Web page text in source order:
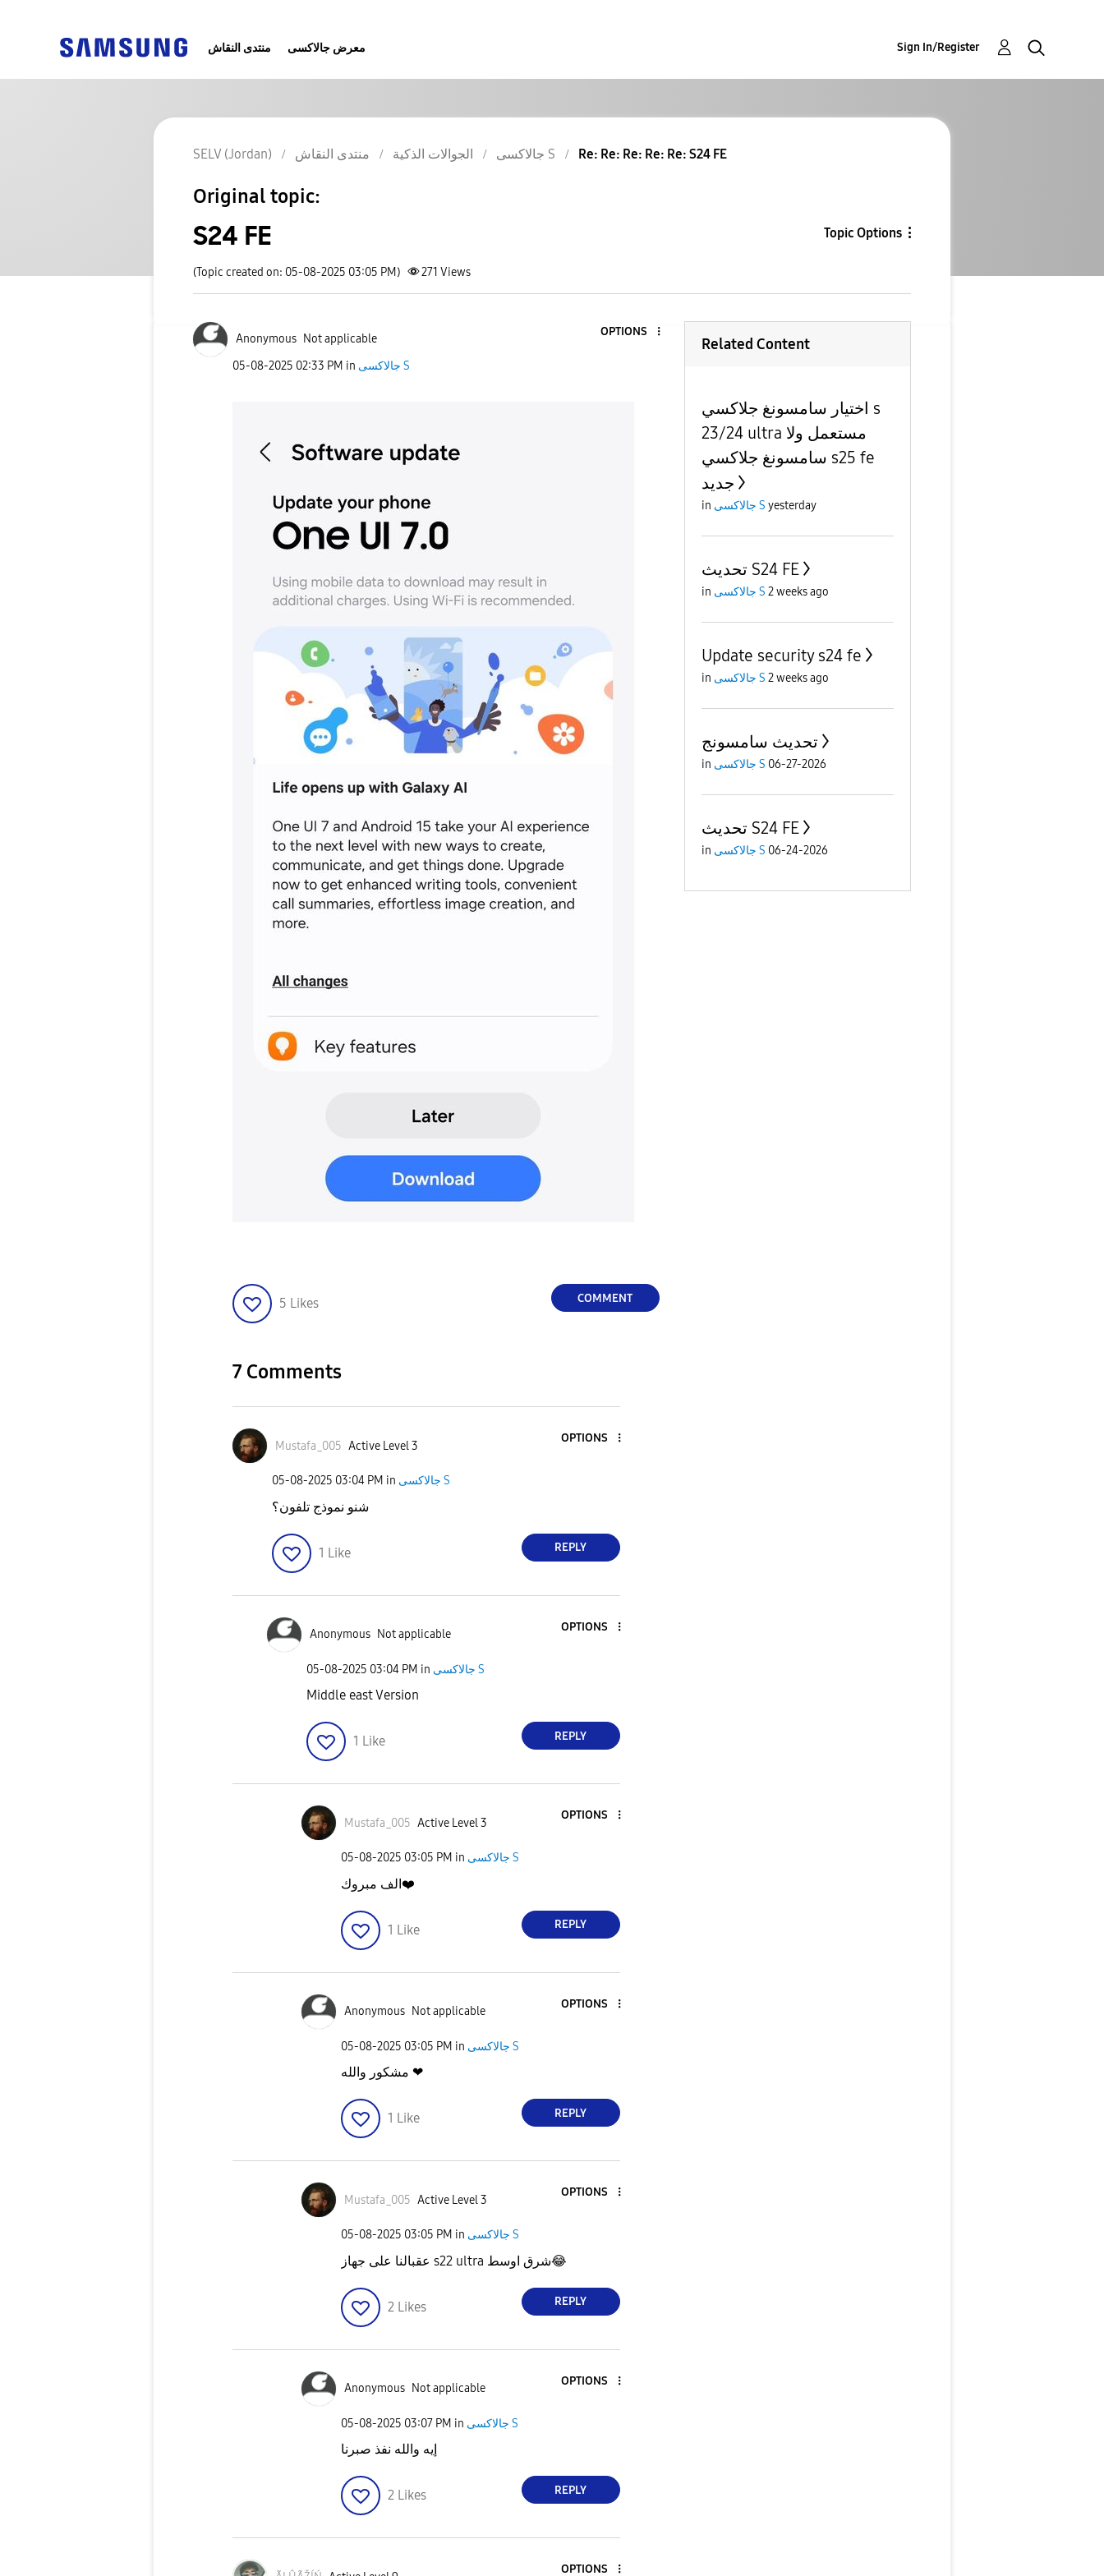
منتدى النقاش معرض جالاكسى Sign In/Register
SELV (Jordan) منتدى النقاش الجوالات الذكية جالاكسى S Re: Re: Re: Re: Re: S24 FE
Original topic:
S24 FE Topic Options
(Topic created on: 05-08-2025 03:05 PM) 271 Views
Anonymous Not applicable
OPTIONS
‎05-08-2025 02:33 PM in جالاكسى S
5 Likes COMMENT
7 Comments
Mustafa_005 Active Level 3
OPTIONS
‎05-08-2025 03:04 PM in جالاكسى S
شنو نموذج تلفون؟
1 Like REPLY
Anonymous Not applicable
OPTIONS
‎05-08-2025 03:04 PM in جالاكسى S
Middle east Version
1 Like REPLY
Mustafa_005 Active Level 3
OPTIONS
‎05-08-2025 03:05 PM in جالاكسى S
الف مبروك❤️
1 Like REPLY
Anonymous Not applicable
OPTIONS
‎05-08-2025 03:05 PM in جالاكسى S
مشكور والله ❤
1 Like REPLY
Mustafa_005 Active Level 3
OPTIONS
‎05-08-2025 03:05 PM in جالاكسى S
عقبالنا على جهاز s22 ultra شرق اوسط😂
2 Likes REPLY
Anonymous Not applicable
OPTIONS
‎05-08-2025 03:07 PM in جالاكسى S
إيه والله نفذ صبرنا
2 Likes REPLY
OPTIONS
Related Content
اختيار سامسونغ جلاكسي s
23/24 ultra مستعمل ولا
سامسونغ جلاكسي s25 fe
جديد
in جالاكسى S yesterday
تحديث S24 FE
in جالاكسى S 2 weeks ago
Update security s24 fe
in جالاكسى S 2 weeks ago
تحديث سامسونج
in جالاكسى S 06-27-2026
تحديث S24 FE
in جالاكسى S 06-24-2026